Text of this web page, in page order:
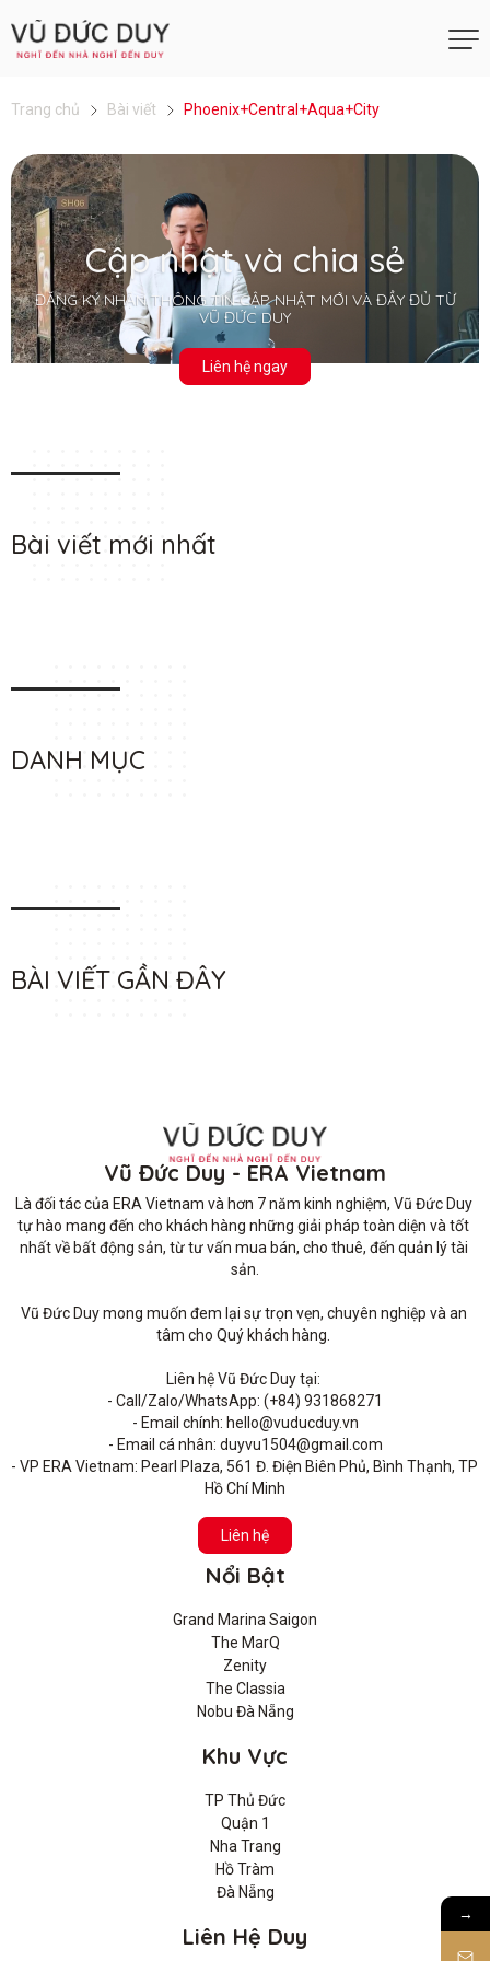
Trang chủ Bài viết Phoenix+Central+Aqua+City
Cập nhật và chia sẻ
ĐĂNG KÝ NHẬN THÔNG TIN CẬP NHẬT MỚI VÀ ĐẦY ĐỦ TỪ
VŨ ĐỨC DUY
Liên hệ ngay
Bài viết mới nhất
DANH MỤC
BÀI VIẾT GẦN ĐÂY
Vũ Đức Duy - ERA Vietnam
Là đối tác của ERA Vietnam và hơn 7 năm kinh nghiệm, Vũ Đức Duy
tự hào mang đến cho khách hàng những giải pháp toàn diện và tốt
nhất về bất động sản, từ tư vấn mua bán, cho thuê, đến quản lý tài
sản.
Vũ Đức Duy mong muốn đem lại sự trọn vẹn, chuyên nghiệp và an
tâm cho Quý khách hàng.
Liên hệ Vũ Đức Duy tại:
- Call/Zalo/WhatsApp: (+84) 931868271
- Email chính: hello@vuducduy.vn
- Email cá nhân: duyvu1504@gmail.com
- VP ERA Vietnam: Pearl Plaza, 561 Đ. Điện Biên Phủ, Bình Thạnh, TP
Hồ Chí Minh
Liên hệ
Nổi Bật
Grand Marina Saigon
The MarQ
Zenity
The Classia
Nobu Đà Nẵng
Khu Vực
TP Thủ Đức
Quận 1
Nha Trang
Hồ Tràm
Đà Nẵng
Liên Hệ Duy
→